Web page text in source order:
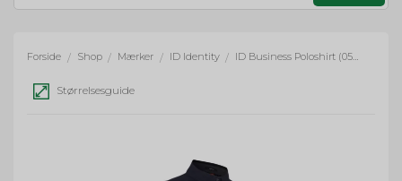
t
n
Forside / Shop / Mærker / ID Identity / ID Business Poloshirt (0534) herre
Størrelsesguide